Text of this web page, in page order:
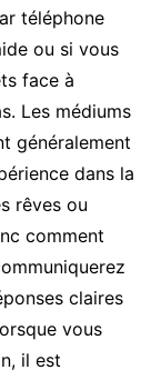
téléphone
ou si vous
face à
Les médiums
généralement
dans la
rêves ou
comment
claires
vous
il est